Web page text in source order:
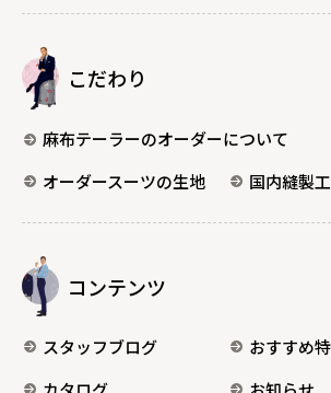
こだわり
麻布テーラーのオーダーについて
オーダースーツの生地
国内縫製
コンテンツ
スタッフブログ
おすすめ